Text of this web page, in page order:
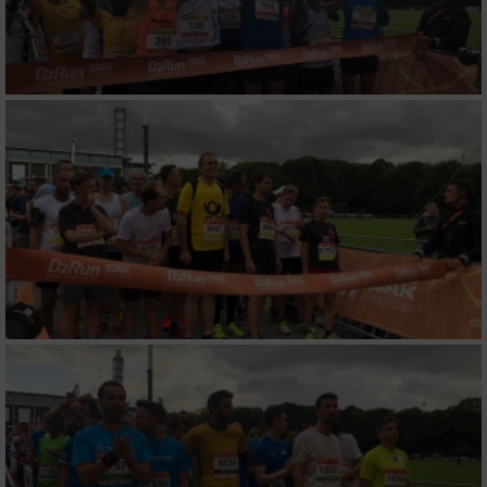
Verwendung genauer Standortdaten
Geräte anhand von aktiv angeforderten
Informationen identifizieren
Nicht-IAB-Verarbeitungszwecke:
Notwendig
Performance
Funktional
Werbung